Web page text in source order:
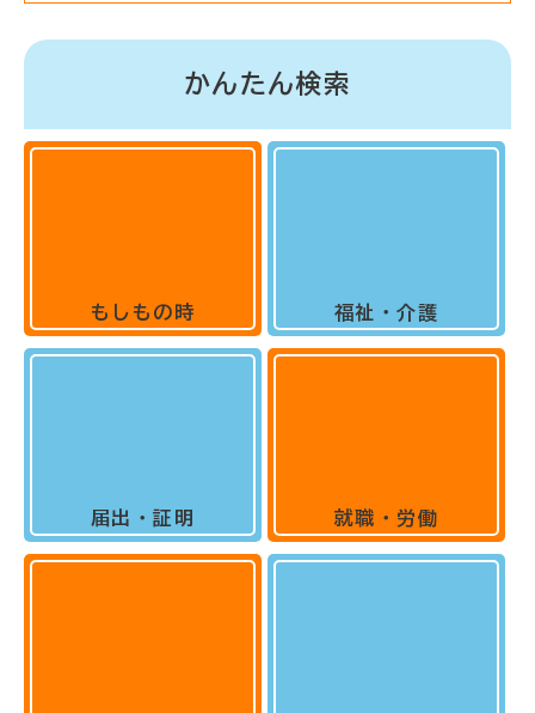
かんたん検索
もしもの時
届出・証明
福祉・介護
就職・労働